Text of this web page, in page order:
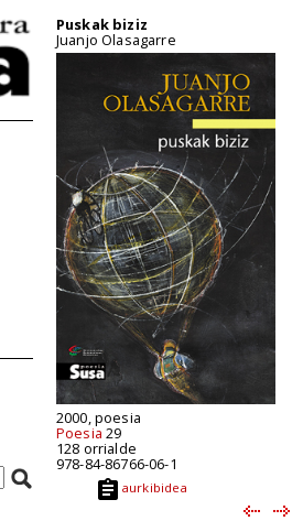
Puskak biziz
Juanjo Olasagarre
2000, poesia
Poesia 29
128 orrialde
978-84-86766-06-1
aurkibidea